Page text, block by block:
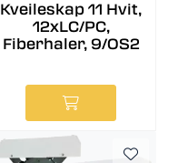
Kveileskap 11 Hvit,
12xLC/PC,
Fiberhaler, 9/OS2